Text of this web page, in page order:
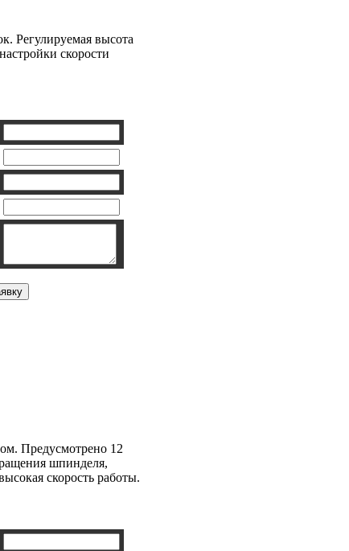
Регулируемая высота
скорости
Предусмотрено 12
шпинделя,
скорость работы.